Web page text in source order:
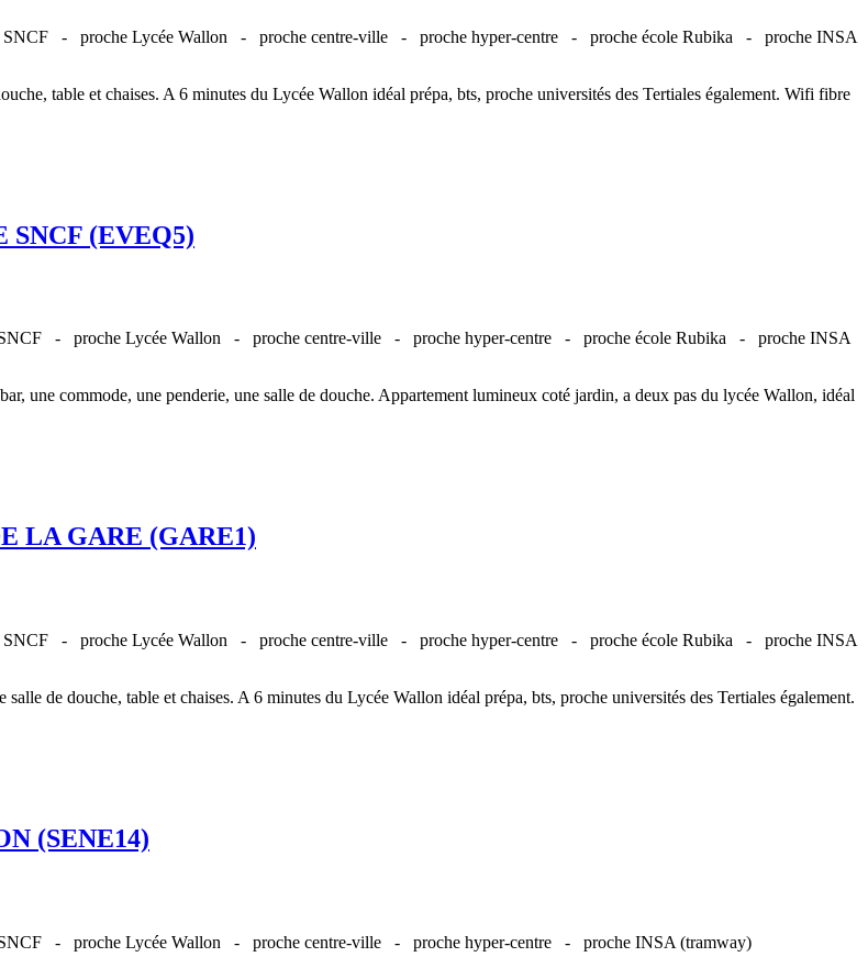
SNCF - proche Lycée Wallon - proche centre-ville - proche hyper-centre - proche école Rubika - proche INSA
table et chaises. A 6 minutes du Lycée Wallon idéal prépa, bts, proche universités des Tertiales également. Wifi fibre
SNCF (EVEQ5)
SNCF - proche Lycée Wallon - proche centre-ville - proche hyper-centre - proche école Rubika - proche INSA
une commode, une penderie, une salle de douche. Appartement lumineux coté jardin, a deux pas du lycée Wallon, idéal
LA GARE (GARE1)
SNCF - proche Lycée Wallon - proche centre-ville - proche hyper-centre - proche école Rubika - proche INSA
de douche, table et chaises. A 6 minutes du Lycée Wallon idéal prépa, bts, proche universités des Tertiales également.
(SENE14)
SNCF - proche Lycée Wallon - proche centre-ville - proche hyper-centre - proche INSA (tramway)